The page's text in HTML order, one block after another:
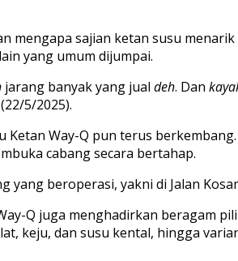
mengapa sajian ketan susu
yang umum dijumpai.
jarang banyak yang jual deh. Dan
5/2025).
Way-Q pun terus
cabang secara bertahap.
yang beroperasi, yakni di Jalan
Q juga menghadirkan beragam
keju, dan susu kental, hingga